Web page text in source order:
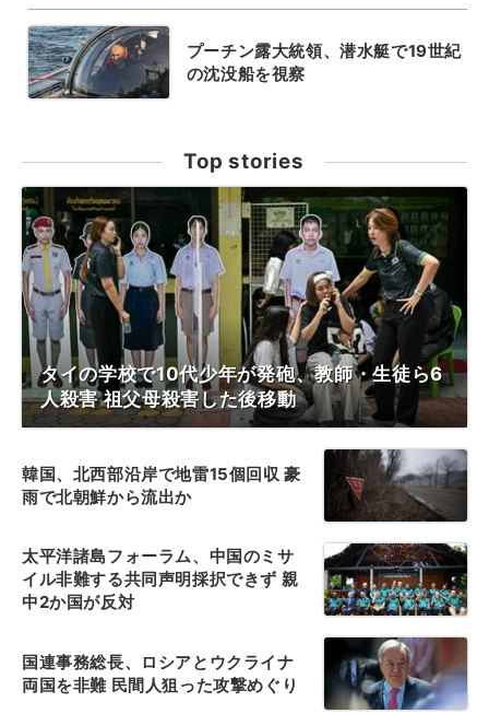
プーチン露大統領、潜水艇で19世紀
の沈没船を視察
Top stories
タイの学校で10代少年が発砲、教師・生徒ら6
人殺害 祖父母殺害した後移動
韓国、北西部沿岸で地雷15個回収 豪
雨で北朝鮮から流出か
太平洋諸島フォーラム、中国のミサ
イル非難する共同声明採択できず 親
中2か国が反対
国連事務総長、ロシアとウクライナ
両国を非難 民間人狙った攻撃めぐり